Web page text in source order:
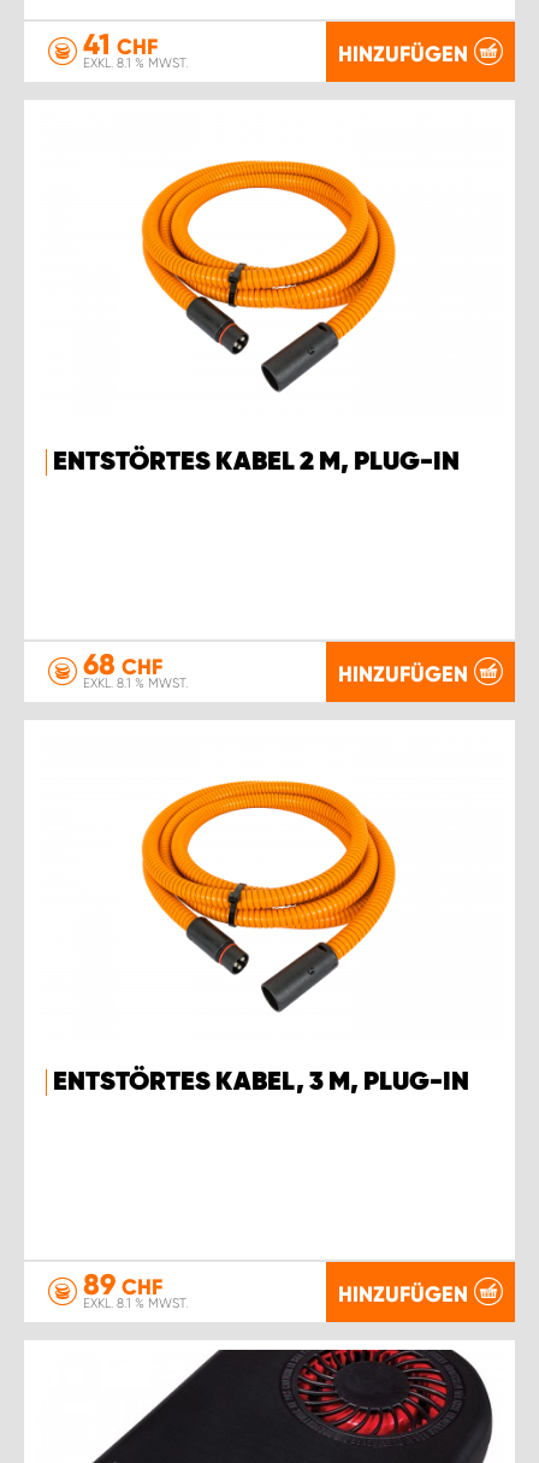
41 CHF
EXKL. 8.1 % MWST. HINZUFÜGEN
ENTSTÖRTES KABEL 2 M, PLUG-IN
68 CHF
EXKL. 8.1 % MWST. HINZUFÜGEN
ENTSTÖRTES KABEL, 3 M, PLUG-IN
89 CHF
EXKL. 8.1 % MWST. HINZUFÜGEN